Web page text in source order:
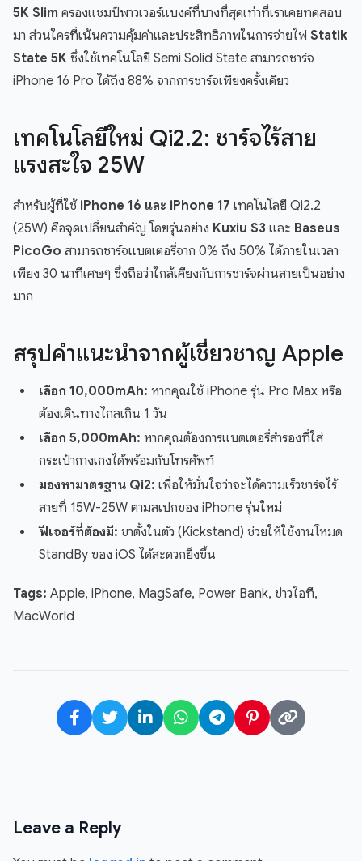
5K Slim ครองแชมป์พาวเวอร์แบงค์ที่บางที่สุดเท่าที่เราเคยทดสอบ
มา ส่วนใครที่เน้นความคุ้มค่าและประสิทธิภาพในการจ่ายไฟ Statik
State 5K ซึ่งใช้เทคโนโลยี Semi Solid State สามารถชาร์จ
iPhone 16 Pro ได้ถึง 88% จากการชาร์จเพียงครั้งเดียว
เทคโนโลยีใหม่ Qi2.2: ชาร์จไร้สาย
แรงสะใจ 25W
สำหรับผู้ที่ใช้ iPhone 16 และ iPhone 17 เทคโนโลยี Qi2.2
(25W) คือจุดเปลี่ยนสำคัญ โดยรุ่นอย่าง Kuxiu S3 และ Baseus
PicoGo สามารถชาร์จแบตเตอรี่จาก 0% ถึง 50% ได้ภายในเวลา
เพียง 30 นาทีเศษๆ ซึ่งถือว่าใกล้เคียงกับการชาร์จผ่านสายเป็นอย่าง
มาก
สรุปคำแนะนำจากผู้เชี่ยวชาญ Apple
เลือก 10,000mAh: หากคุณใช้ iPhone รุ่น Pro Max หรือ
ต้องเดินทางไกลเกิน 1 วัน
เลือก 5,000mAh: หากคุณต้องการแบตเตอรี่สำรองที่ใส่
กระเป๋ากางเกงได้พร้อมกับโทรศัพท์
มองหามาตรฐาน Qi2: เพื่อให้มั่นใจว่าจะได้ความเร็วชาร์จไร้
สายที่ 15W-25W ตามสเปกของ iPhone รุ่นใหม่
ฟีเจอร์ที่ต้องมี: ขาตั้งในตัว (Kickstand) ช่วยให้ใช้งานโหมด
StandBy ของ iOS ได้สะดวกยิ่งขึ้น
Tags: Apple, iPhone, MagSafe, Power Bank, ข่าวไอที,
MacWorld
Leave a Reply